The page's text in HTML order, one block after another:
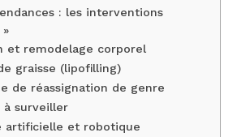
: les interventions
et remodelage corporel
graisse (lipofilling)
de réassignation de genre
à surveiller
artificielle et robotique